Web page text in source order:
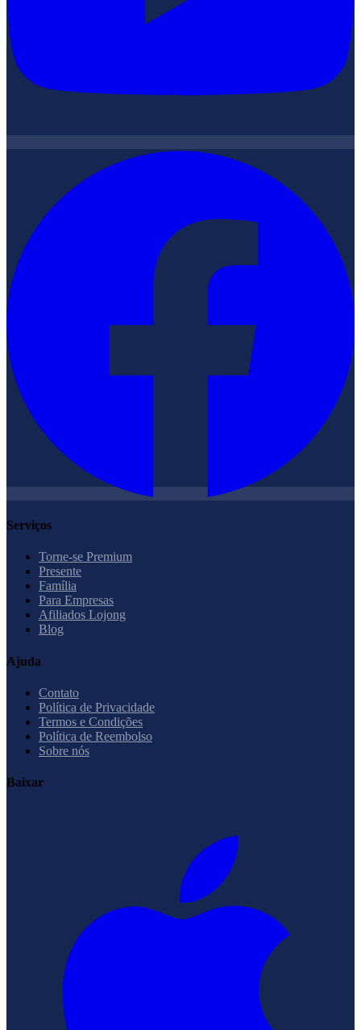
Serviços
Torne-se Premium
Presente
Família
Para Empresas
Afiliados Lojong
Blog
Ajuda
Contato
Política de Privacidade
Termos e Condições
Política de Reembolso
Sobre nós
Baixar